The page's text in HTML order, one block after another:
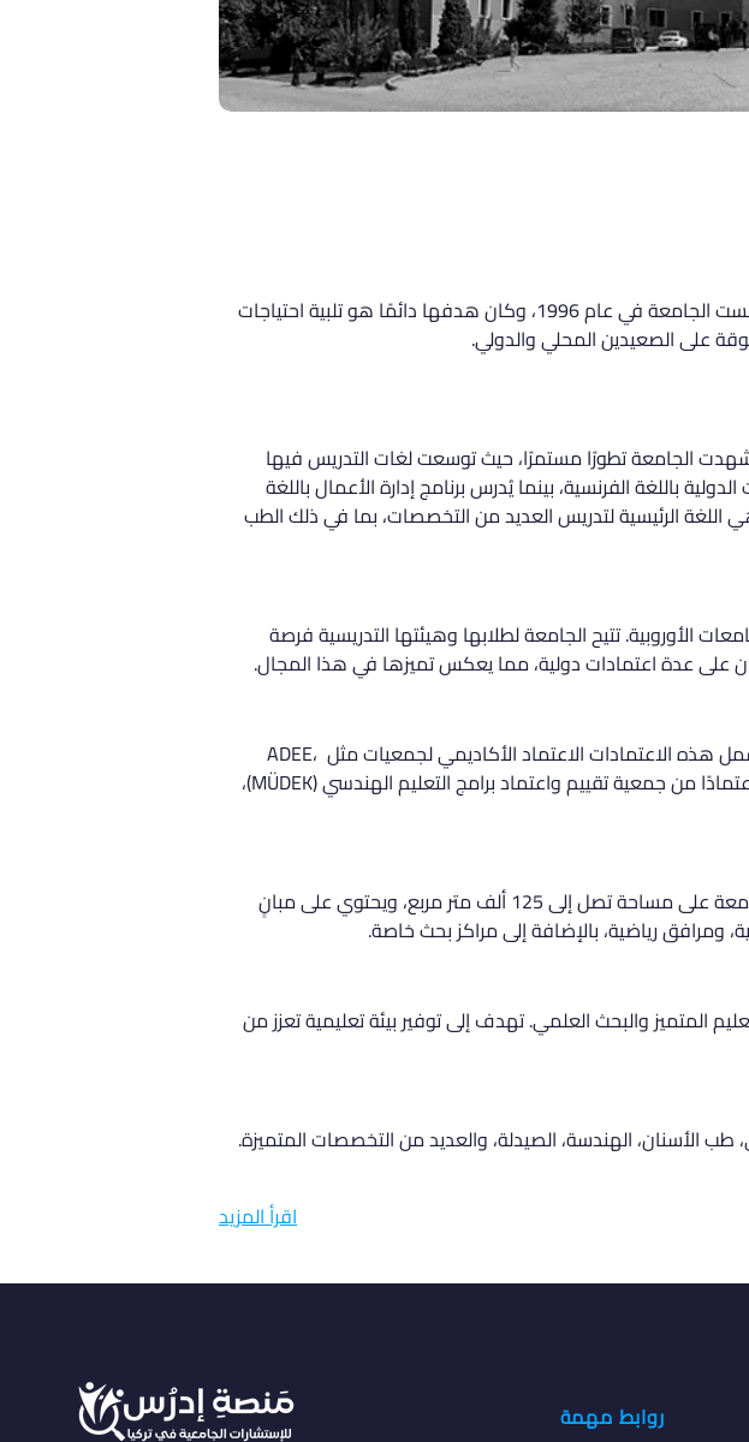
تقع جامعة يدي تبه في مدينة إسطنبول، وتُعد من أبرز الجامعات الخاصة في تركيا. تأسست الجامعة في عام 1996، وكان هدفها دائمًا هو تلبية احتياجات
على الصعيدين المحلي والدولي.
الجامعة تطورًا مستمرًا، حيث توسعت لغات التدريس فيها
والعلاقات الدولية باللغة الفرنسية، بينما يُدرس برنامج إدارة الأعمال باللغة
اللغة الرئيسية لتدريس العديد من التخصصات، بما في ذلك الطب
الأوروبية. تتيح الجامعة لطلابها وهيئتها التدريسية فرصة
على عدة اعتمادات دولية، مما يعكس تميزها في هذا المجال.
تحصل الجامعة على اعترافات واسعة من قبل العديد من الهيئات المحلية والدولية. تشمل هذه الاعتمادات الاعتماد الأكاديمي لجمعيات مثل ADEE،
FEDEK، وADA، مما يعكس جودة التعليم المقدم فيها. كما تمتلك كليتها للهندسة اعتمادًا من جمعية تقييم واعتماد برامج التعليم الهندسي (MÜDEK)،
تقع جامعة يدي تبه في منطقة أتاشهير بالطرف الآسيوي من إسطنبول. يمتد حرم الجامعة على مساحة تصل إلى 125 ألف متر مربع، ويحتوي على مبانٍ
المتميز والبحث العلمي. تهدف إلى توفير بيئة تعليمية تعزز من
الهندسة، الصيدلة، والعديد من التخصصات المتميزة.
اقرأ المزيد